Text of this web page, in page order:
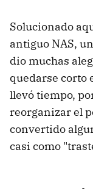
Solucionado
antiguo NAS,
dio muchas
quedarse corto
llevó tiempo,
reorganizar el
convertido
casi como